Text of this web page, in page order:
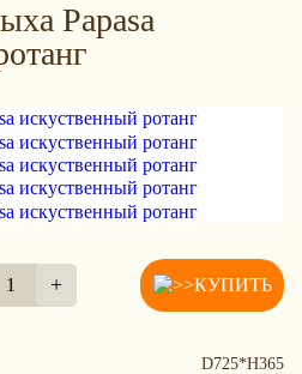
Papasa
1 + КУПИТЬ
D725*H365